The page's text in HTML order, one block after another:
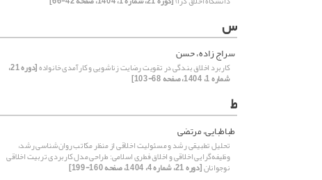
س
سراج زاده، حسن
کاربرد اخلاق بندگی در تقویت رضایت زناشویی و کارآمدی خانواده [دوره 21،
شماره 1، 1404، صفحه 68-103]
ط
طباطبایی، مرتضی
تحلیل تطبیقی رشد و مسئولیت اخلاقی از منظر مکاتب روان‌شناسی رشد،
وظیفه‌گرایی اخلاقی و اخلاق فطری اسلامی: طراحی مدل کاربردی تربیت اخلاقی
نوجوانان[دوره 21، شماره 4، 1404، صفحه 160-199]